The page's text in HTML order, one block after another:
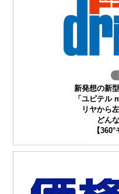
新発想の新
「ユピテル
リヤから
どん
【